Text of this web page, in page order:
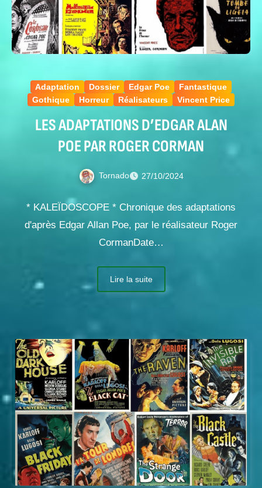
Adaptation Dossier Edgar Poe
Fantastique
Gothique
Horreur Réalisateurs Vincent Price
LES ADAPTATIONS D’EDGAR ALAN
POE PAR ROGER CORMAN
Tornado 27/10/2024
* KALEÏDOSCOPE * Chronique des adaptations
d'après Edgar Allan Poe, par le réalisateur Roger
CormanDate…
Lire la suite